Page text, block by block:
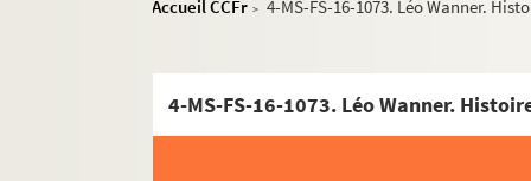
Accueil CCFr > 4-MS-FS-16-1073. Léo Wanner.
4-MS-FS-16-1073. Léo Wanner.